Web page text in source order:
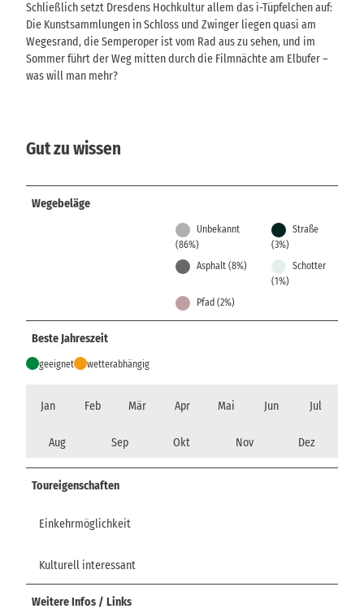
Schließlich setzt Dresdens Hochkultur allem das i-Tüpfelchen auf:
Die Kunstsammlungen in Schloss und Zwinger liegen quasi am
Wegesrand, die Semperoper ist vom Rad aus zu sehen, und im
Sommer führt der Weg mitten durch die Filmnächte am Elbufer –
was will man mehr?
Gut zu wissen
Wegebeläge
Unbekannt
(86%)
Straße
(3%)
Asphalt (8%)
Schotter
(1%)
Pfad (2%)
Beste Jahreszeit
geeignet wetterabhängig
Jan Feb Mär Apr Mai Jun Jul
Aug Sep Okt Nov Dez
Toureigenschaften
Einkehrmöglichkeit
Kulturell interessant
Weitere Infos / Links